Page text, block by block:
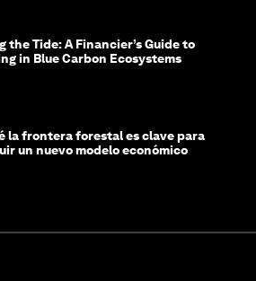
the Tide: A Financier’s Guide to
in Blue Carbon Ecosystems
la frontera forestal es clave para
un nuevo modelo económico